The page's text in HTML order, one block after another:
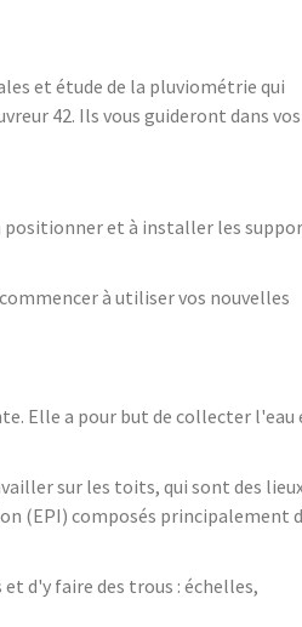
et étude de la pluviométrie qui
42. Ils vous guideront dans
positionner et à installer les
à utiliser vos nouvelles
Elle a pour but de collecter l'eau
sur les toits, qui sont des
(EPI) composés principalement
d'y faire des trous : échelles,